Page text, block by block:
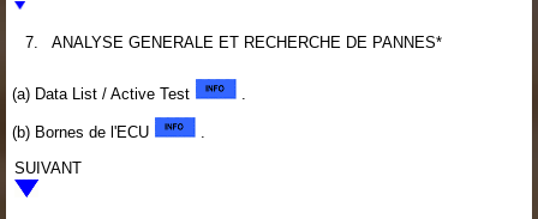
7. ANALYSE GENERALE ET RECHERCHE DE PANNES*
(a) Data List / Active Test
(b) Bornes de l'ECU
SUIVANT